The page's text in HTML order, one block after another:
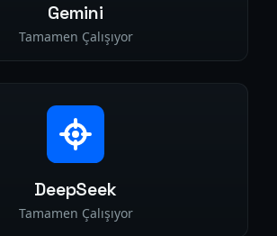
Gemini
Tamamen Çalışıyor
DeepSeek
Tamamen Çalışıyor